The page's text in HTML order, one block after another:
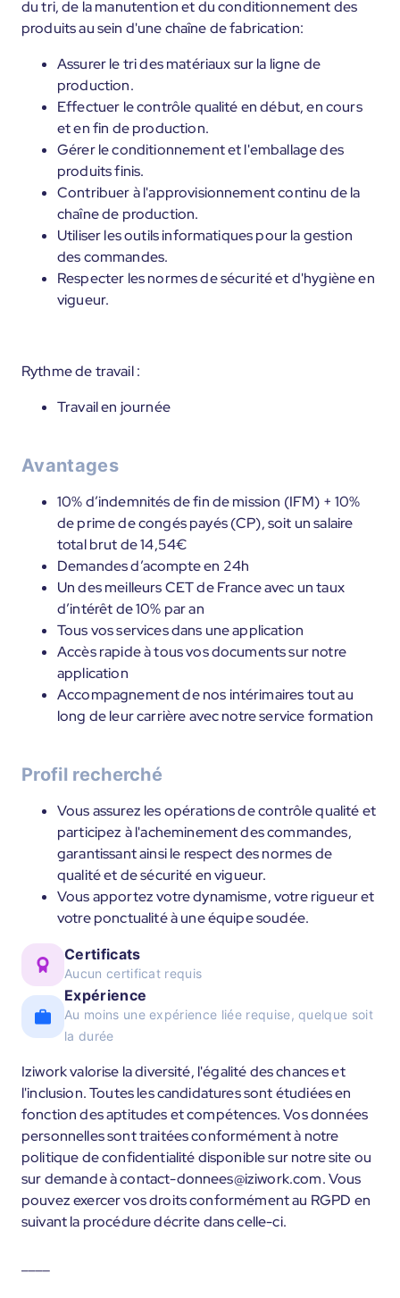
du tri, de la manutention et du conditionnement des
produits au sein d'une chaîne de fabrication:
Assurer le tri des matériaux sur la ligne de
production.
Effectuer le contrôle qualité en début, en cours
et en fin de production.
Gérer le conditionnement et l'emballage des
produits finis.
Contribuer à l'approvisionnement continu de la
chaîne de production.
Utiliser les outils informatiques pour la gestion
des commandes.
Respecter les normes de sécurité et d'hygiène en
vigueur.
Rythme de travail :
Travail en journée
Avantages
10% d’indemnités de fin de mission (IFM) + 10%
de prime de congés payés (CP), soit un salaire
total brut de 14,54€
Demandes d’acompte en 24h
Un des meilleurs CET de France avec un taux
d’intérêt de 10% par an
Tous vos services dans une application
Accès rapide à tous vos documents sur notre
application
Accompagnement de nos intérimaires tout au
long de leur carrière avec notre service formation
Profil recherché
Vous assurez les opérations de contrôle qualité et
participez à l'acheminement des commandes,
garantissant ainsi le respect des normes de
qualité et de sécurité en vigueur.
Vous apportez votre dynamisme, votre rigueur et
votre ponctualité à une équipe soudée.
Certificats
Aucun certificat requis
Expérience
Au moins une expérience liée requise, quelque soit
la durée
Iziwork valorise la diversité, l'égalité des chances et
l'inclusion. Toutes les candidatures sont étudiées en
fonction des aptitudes et compétences. Vos données
personnelles sont traitées conformément à notre
politique de confidentialité disponible sur notre site ou
sur demande à contact-donnees@iziwork.com. Vous
pouvez exercer vos droits conformément au RGPD en
suivant la procédure décrite dans celle-ci.